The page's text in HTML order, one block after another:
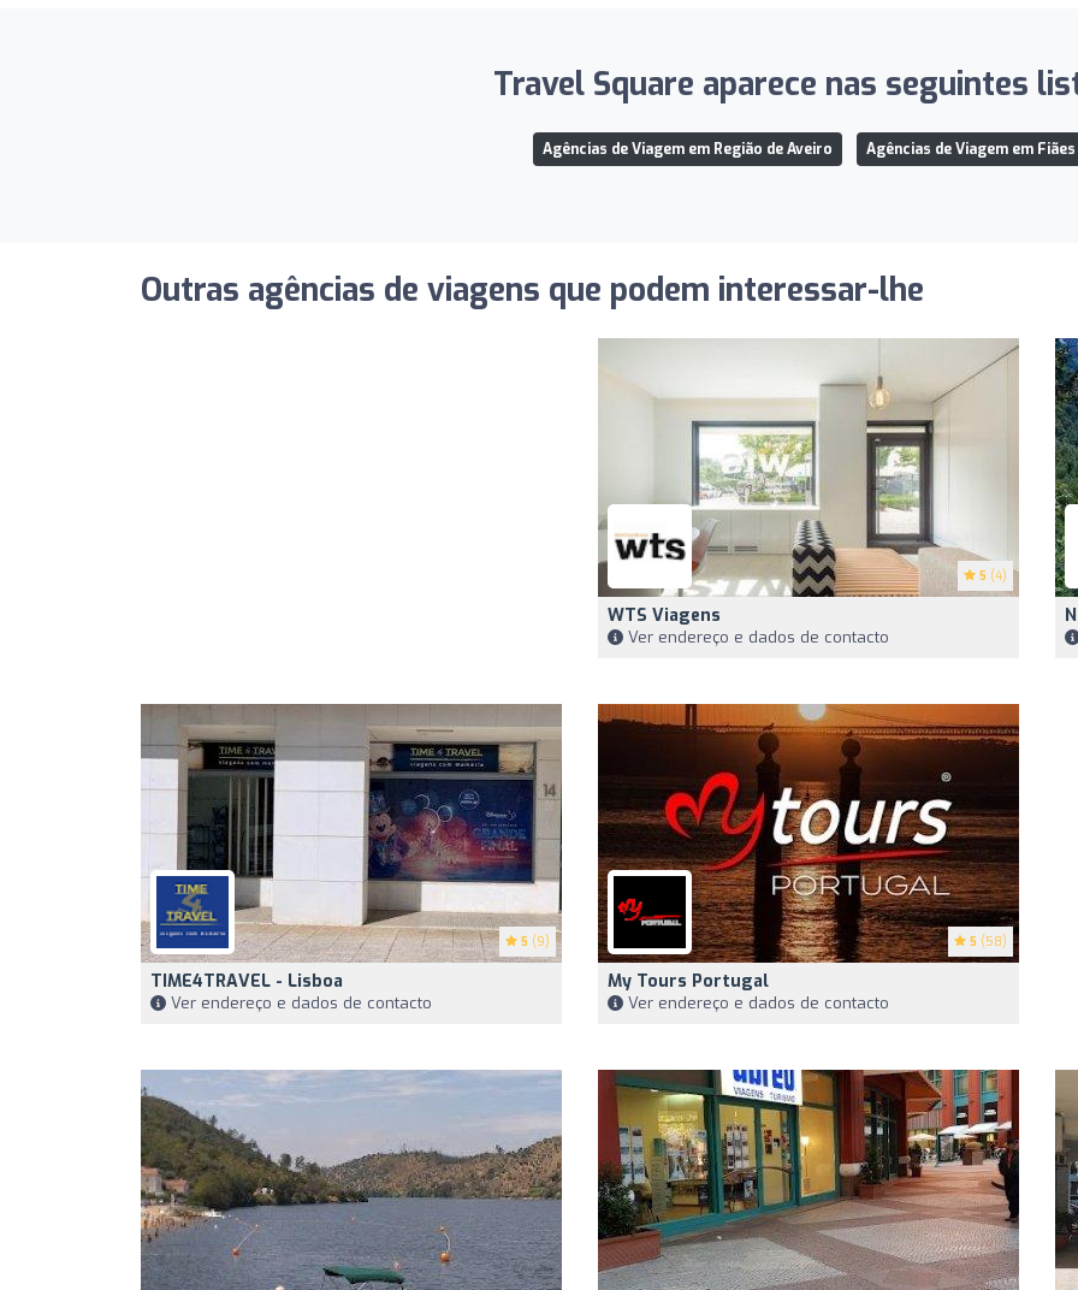
Travel Square aparece nas seguintes
Agências de Viagem em Região de Aveiro Agências de Viagem em Fiães
Outras agências de viagens que podem interessar-lhe
5 (4)
WTS Viagens
Ver endereço e dados de contacto
5 (9)
TIME4TRAVEL - Lisboa
Ver endereço e dados de contacto
5 (58)
My Tours Portugal
Ver endereço e dados de contacto